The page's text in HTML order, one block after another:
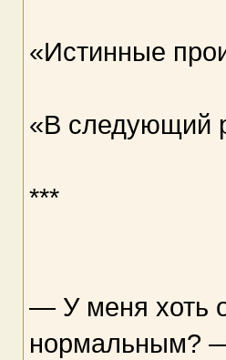
«Истинные
«В следующий
***
— У меня хоть
нормальным?